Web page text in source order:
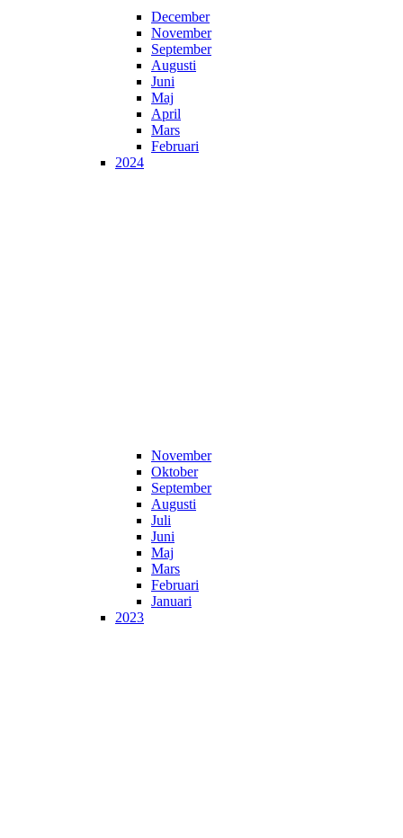
December
November
September
Augusti
Juni
Maj
April
Mars
Februari
2024
November
Oktober
September
Augusti
Juli
Juni
Maj
Mars
Februari
Januari
2023